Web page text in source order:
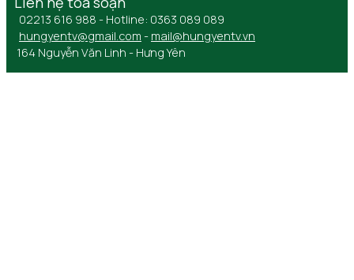
02213 616 988 - Hotline: 0363 089 089
hungyentv@gmail.com - mail@hungyentv.vn
164 Nguyễn Văn Linh - Hưng Yên